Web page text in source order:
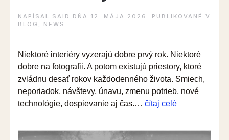
NAPÍSAL SAID DŇA 12. MÁJA 2026 . PUBLIKOVANÉ V
BLOG , NEWS
Niektoré interiéry vyzerajú dobre prvý rok. Niektoré
dobre na fotografii. A potom existujú priestory, ktoré
zvládnu desať rokov každodenného života. Smiech,
neporiadok, návštevy, únavu, zmenu potrieb, nové
technológie, dospievanie aj čas.… čítaj celé“Intebold